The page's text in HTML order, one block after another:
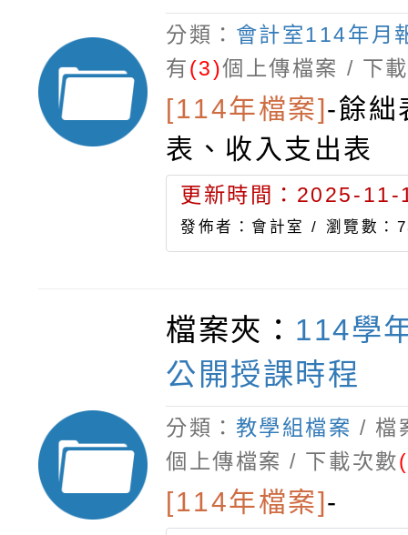
分類： 會計室114年月
有(3)個上傳檔案 / 下
[114年檔案]-餘絀
表、收入支出表
更新時間：2025-
發佈者：會計室 / 瀏覽數：
檔案夾： 114學
公開授課時程
分類： 教學組檔案 / 檔
個上傳檔案 / 下載次數
[114年檔案]-